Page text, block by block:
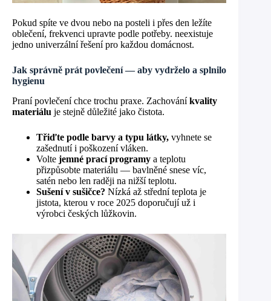
Pokud spíte ve dvou nebo na posteli i přes den ležíte
oblečení, frekvenci upravte podle potřeby. neexistuje
jedno univerzální řešení pro každou domácnost.
Jak správně prát povlečení — aby vydrželo a splnilo
hygienu
Praní povlečení chce trochu praxe. Zachováníkvality
materiálu je stejně důležité jako čistota.
Třiďte podle barvy a typu látky, vyhnete se
zašednutí i poškození vláken.
Volte jemné prací programy a teplotu
přizpůsobte materiálu — bavlněné snese víc,
satén nebo len raději na nižší teplotu.
Sušení v sušičce? Nízká až střední teplota je
jistota, kterou v roce 2025 doporučují už i
výrobci českých lůžkovin.